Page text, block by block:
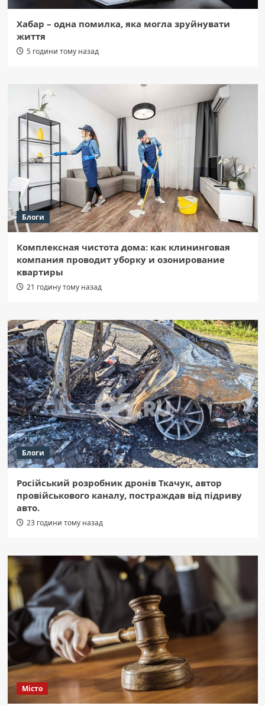
Хабар – одна помилка, яка могла зруйнувати
життя
5 години тому назад
Блоги
Комплексная чистота дома: как клининговая
компания проводит уборку и озонирование
квартиры
21 годину тому назад
Блоги
Російський розробник дронів Ткачук, автор
провійськового каналу, постраждав від підриву
авто.
23 години тому назад
Місто